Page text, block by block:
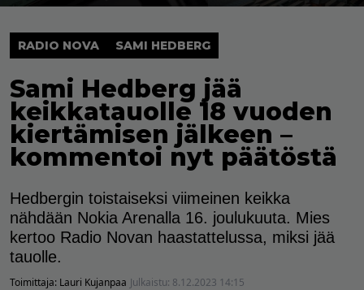
RADIO NOVA SAMI HEDBERG
Sami Hedberg jää
keikkatauolle 18 vuoden
kiertämisen jälkeen –
kommentoi nyt päätöstä
Hedbergin toistaiseksi viimeinen keikka
nähdään Nokia Arenalla 16. joulukuuta. Mies
kertoo Radio Novan haastattelussa, miksi jää
tauolle.
Toimittaja: Lauri Kujanpaa Julkaistu: 8.12.2023 14:15